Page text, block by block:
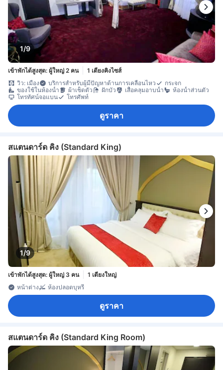
1/9
เข้าพักได้สูงสุด: ผู้ใหญ่ 2 คน
1 เตียงคิงไซส์
วิว: เมือง
บริการสำหรับผู้มีปัญหาด้านการเคลื่อนไหว
กระจก
ของใช้ในห้องน้ำ
ผ้าเช็ดตัว ฝักบัว เสื้อคลุมอาบน้ำ
ห้องน้ำส่วนตัว
โทรทัศน์จอแบน
โทรศัพท์
ดูราคา
สแตนดาร์ด คิง (Standard King)
1/9
เข้าพักได้สูงสุด: ผู้ใหญ่ 3 คน
1 เตียงใหญ่
หน้าต่าง
ห้องปลอดบุหรี่
ดูราคา
สแตนดาร์ด คิง (Standard King Room)